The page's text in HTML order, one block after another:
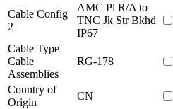
Cable Config
2
AMC Pl R/A to
TNC Jk Str Bkhd
IP67
Cable Type
Cable
Assemblies
RG-178
Country of
Origin
CN